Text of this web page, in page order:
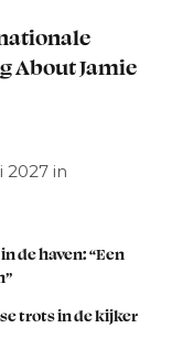
About Jamie
2027 in
de haven: “Een
trots in de kijker